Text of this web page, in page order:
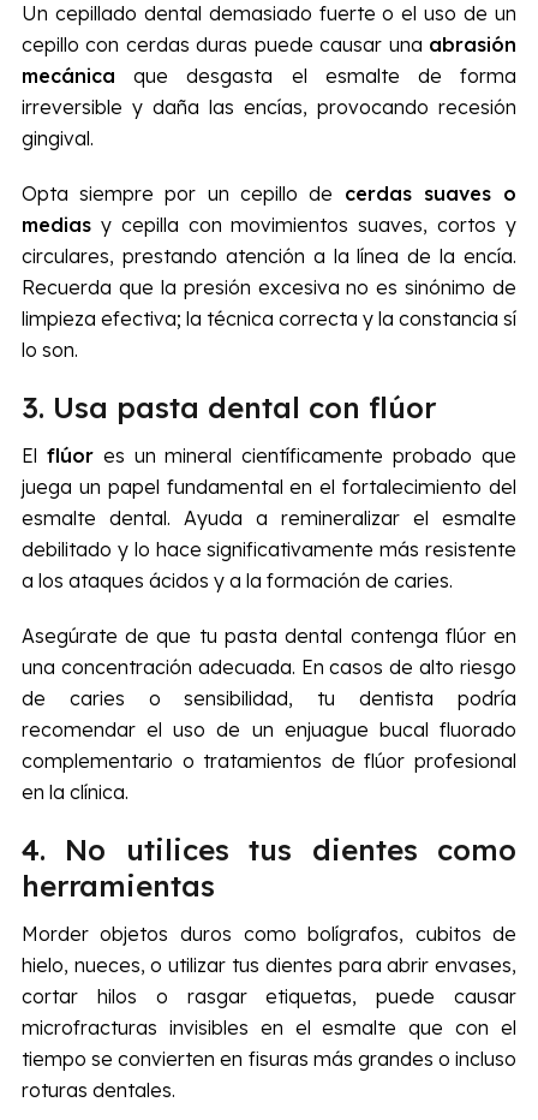
Un cepillado dental demasiado fuerte o el uso de un
cepillo con cerdas duras puede causar una abrasión
mecánica que desgasta el esmalte de forma
irreversible y daña las encías, provocando recesión
gingival.
Opta siempre por un cepillo de cerdas suaves o
mediasy cepilla con movimientos suaves, cortos y
circulares, prestando atención a la línea de la encía.
Recuerda que la presión excesiva no es sinónimo de
limpieza efectiva; la técnica correcta y la constancia sí
lo son.
3. Usa pasta dental con flúor
El flúores un mineral científicamente probado que
juega un papel fundamental en el fortalecimiento del
esmalte dental. Ayuda a remineralizar el esmalte
debilitado y lo hace significativamente más resistente
a los ataques ácidos y a la formación de caries.
Asegúrate de que tu pasta dental contenga flúor en
una concentración adecuada. En casos de alto riesgo
de caries o sensibilidad, tu dentista podría
recomendar el uso de un enjuague bucal fluorado
complementario o tratamientos de flúor profesional
en la clínica.
4. No utilices tus dientes como
herramientas
Morder objetos duros como bolígrafos, cubitos de
hielo, nueces, o utilizar tus dientes para abrir envases,
cortar hilos o rasgar etiquetas, puede causar
microfracturas invisibles en el esmalte que con el
tiempo se convierten en fisuras más grandes o incluso
roturas dentales.